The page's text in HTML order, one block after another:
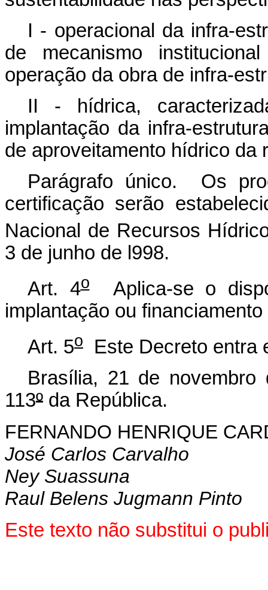
I - operacional da infra-
de mecanismo
operação da obra de infra-
II - hídrica,
implantação da infra-
de aproveitamento hídrico da
Parágrafo único. Os
certificação serão
Nacional de Recursos
3 de junho de l998.
Art. 4oAplica-se o
implantação ou
Art. 5o
Este Decreto entra
Brasília, 21 de novembro
113º da República.
FERNANDO HENRIQUE
José Carlos Carvalho
Ney Suassuna
Raul Belens Jugmann Pinto
Este texto não substitui o